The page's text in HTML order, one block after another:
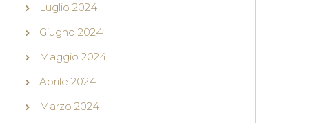
Luglio 2024
Giugno 2024
Maggio 2024
Aprile 2024
Marzo 2024